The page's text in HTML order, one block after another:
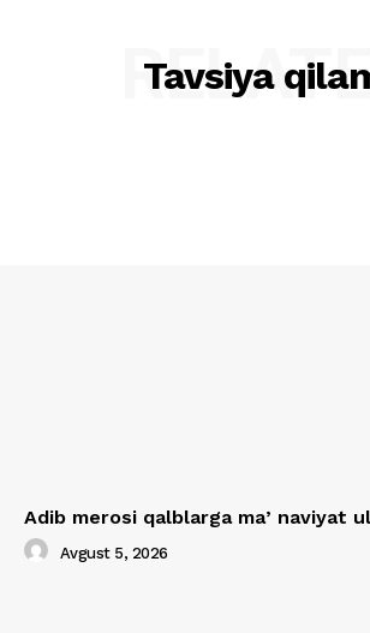
Tavsiya
Adib merosi qalblarga maʼnaviyat
Avgust 5, 2026